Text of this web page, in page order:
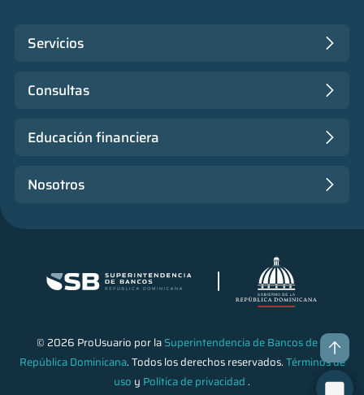
© 2026 ProUsuario por laSuperintendencia de Bancos de la
República Dominicana. Todos los derechos reservados.Términos de
uso y Política de privacidad.
Servicios
Consultas
Educación financiera
Nosotros